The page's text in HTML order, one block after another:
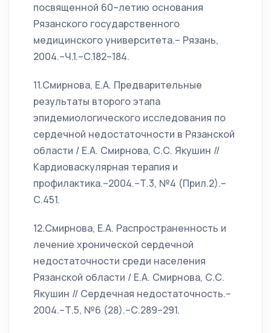
посвященной 60–летию основания
Рязанского государственного
медицинского университета.– Рязань,
2004.–Ч.1.–С.182–184.
11.Смирнова, Е.А. Предварительные
результаты второго этапа
эпидемиологического исследования по
сердечной недостаточности в Рязанской
области / Е.А. Смирнова, С.С. Якушин //
Кардиоваскулярная терапия и
профилактика.–2004.–Т.3, №4 (Прил.2).–
С.451.
12.Смирнова, Е.А. Распространенность и
лечение хронической сердечной
недостаточности среди населения
Рязанской области / Е.А. Смирнова, С.С.
Якушин // Сердечная недостаточность.–
2004.–Т.5, №6 (28).–С.289–291.